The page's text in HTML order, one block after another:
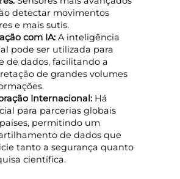
detectar movimentos
e mais sutis.
com IA: A inteligência
pode ser utilizada para
de dados, facilitando a
de grandes volumes
Internacional: Há
para parcerias globais
permitindo um
de dados que
tanto a segurança quanto
científica.